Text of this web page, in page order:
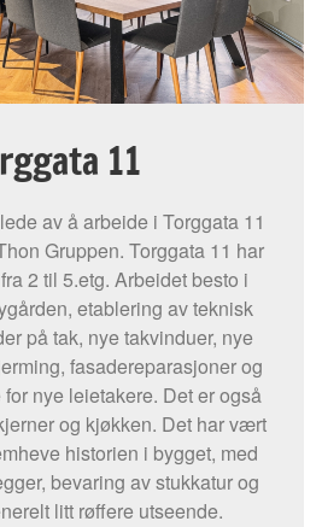
11
av å arbeide i Torggata 11
Gruppen. Torggata 11 har
2 til 5.etg. Arbeidet besto i
etablering av teknisk
på tak, nye takvinduer, nye
fasadereparasjoner og
nye leietakere. Det er også
og kjøkken. Det har vært
historien i bygget, med
bevaring av stukkatur og
litt røffere utseende.